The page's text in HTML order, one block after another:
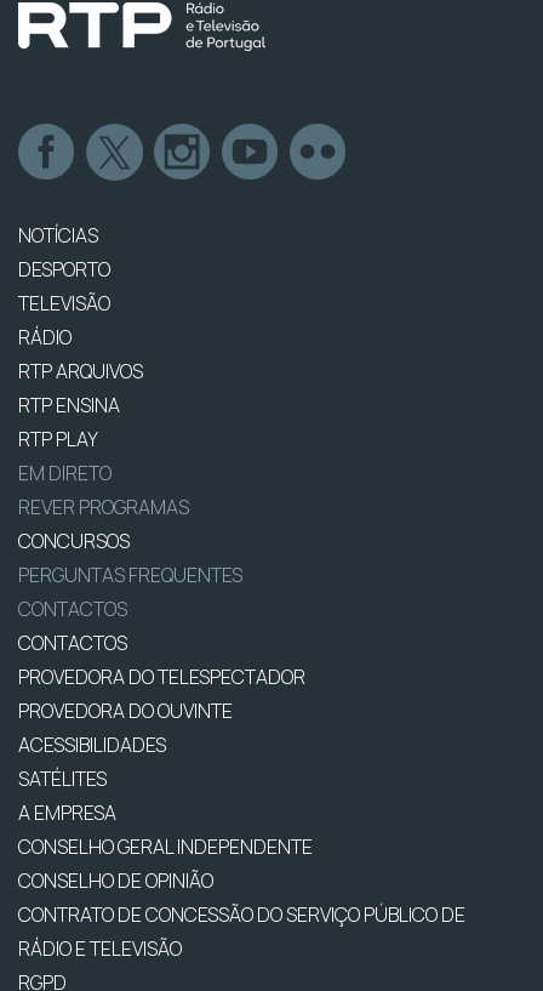
NOTÍCIAS
DESPORTO
TELEVISÃO
RÁDIO
RTP ARQUIVOS
RTP ENSINA
RTP PLAY
EM DIRETO
REVER PROGRAMAS
CONCURSOS
PERGUNTAS FREQUENTES
CONTACTOS
CONTACTOS
PROVEDORA DO TELESPECTADOR
PROVEDORA DO OUVINTE
ACESSIBILIDADES
SATÉLITES
A EMPRESA
CONSELHO GERAL INDEPENDENTE
CONSELHO DE OPINIÃO
CONTRATO DE CONCESSÃO DO SERVIÇO PÚBLICO DE
RÁDIO E TELEVISÃO
RGPD